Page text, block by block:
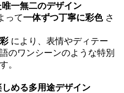
一無二のデザイン
って一体ずつ丁寧に彩色さ
により、表情やディテー
のワンシーンのような特別
。
める多用途デザイン